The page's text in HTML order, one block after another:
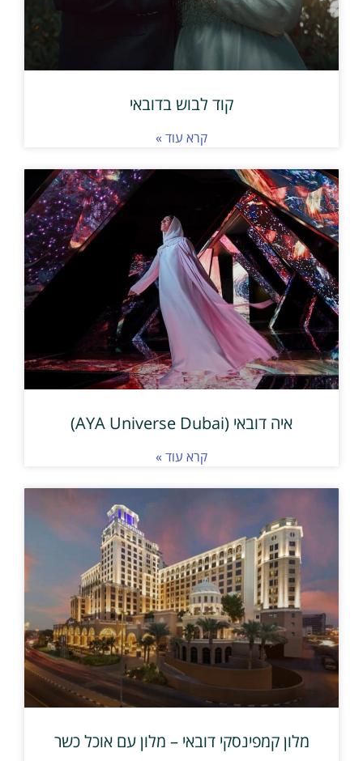
קוד לבוש בדובאי
קרא עוד »
איה דובאי (AYA Universe Dubai)
קרא עוד »
מלון קמפינסקי דובאי – מלון עם אוכל כשר